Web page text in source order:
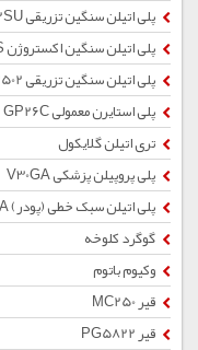
پلی اتیلن سنگین تزریقی 52502SU
پلی اتیلن سنگین اکستروژن 5000S
پلی اتیلن سنگین تزریقی 52502
پلی استایرن معمولی GP26C
تری اتیلن گلایکول
پلی پروپیلن پزشکی V30GA
پلی اتیلن سبک خطی (پودر) 0209AA
گوگرد کلوخه
وکیوم باتوم
قیر MC250
قیر PG5822